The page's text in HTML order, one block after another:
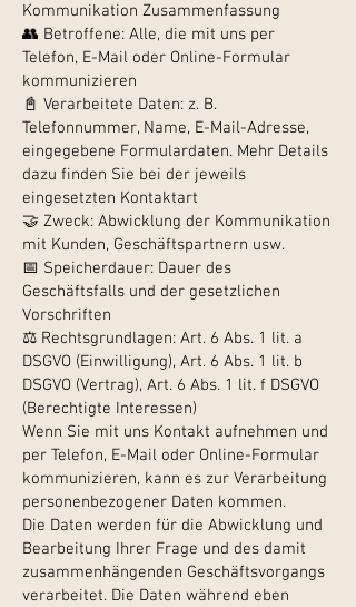
Kommunikation Zusammenfassung
👥 Betroffene: Alle, die mit uns per
Telefon, E-Mail oder Online-Formular
kommunizieren
📓 Verarbeitete Daten: z. B.
Telefonnummer, Name, E-Mail-Adresse,
eingegebene Formulardaten. Mehr Details
dazu finden Sie bei der jeweils
eingesetzten Kontaktart
🤝 Zweck: Abwicklung der Kommunikation
mit Kunden, Geschäftspartnern usw.
📅 Speicherdauer: Dauer des
Geschäftsfalls und der gesetzlichen
Vorschriften
⚖️ Rechtsgrundlagen: Art. 6 Abs. 1 lit. a
DSGVO (Einwilligung), Art. 6 Abs. 1 lit. b
DSGVO (Vertrag), Art. 6 Abs. 1 lit. f DSGVO
(Berechtigte Interessen)
Wenn Sie mit uns Kontakt aufnehmen und
per Telefon, E-Mail oder Online-Formular
kommunizieren, kann es zur Verarbeitung
personenbezogener Daten kommen.
Die Daten werden für die Abwicklung und
Bearbeitung Ihrer Frage und des damit
zusammenhängenden Geschäftsvorgangs
verarbeitet. Die Daten während eben